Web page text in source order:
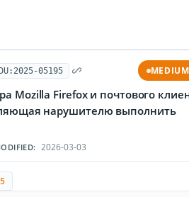
05195 MEDIUM
Mozilla Firefox и почтового
нарушителю выполнить
2026-03-03